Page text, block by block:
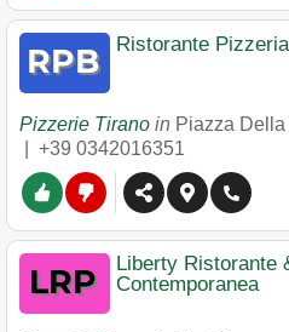
Ristorante
Pizzerie Tirano in Piazza
+39 0342016351
Liberty Ristorante
Contemporanea